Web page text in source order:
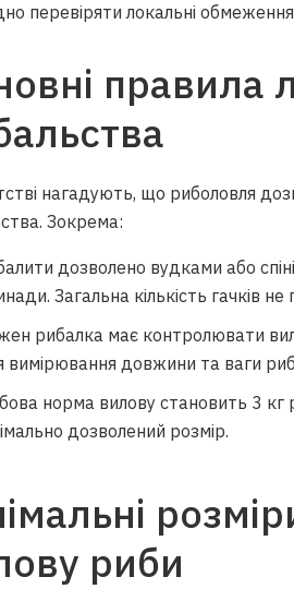
перевіряти локальні
правила
нагадують, що риболовля
Зокрема:
дозволено вудками або
Загальна кількість гачків
рибалка має контролювати
вимірювання довжини та ваги
норма вилову становить 3
дозволений розмір.
риби